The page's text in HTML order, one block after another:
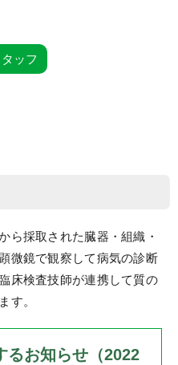
タッフ
ら採取された臓器・組織・
微鏡で観察して病気の診断
床検査技師が連携して質の
す。
るお知らせ（2022